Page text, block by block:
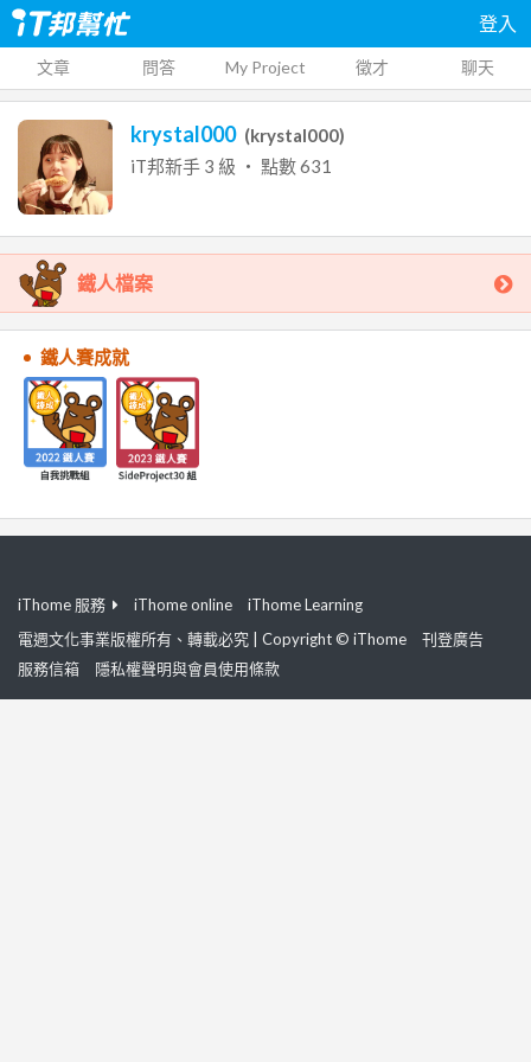
登入
文章 問答 My Project 徵才 聊天
krystal000 (krystal000)
iT邦新手 3 級 ‧ 點數631
鐵人檔案
鐵人賽成就
iThome 服務 iThome online
iThome Learning
電週文化事業版權所有、轉載必究 | Copyright © iThome
刊登廣告
服務信箱
隱私權聲明與會員使用條款